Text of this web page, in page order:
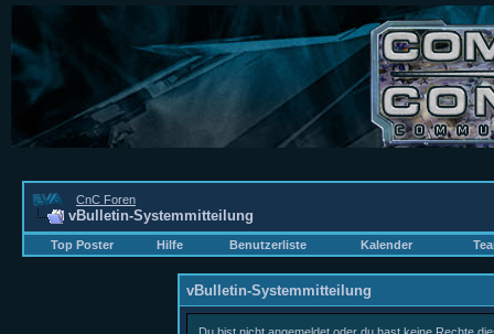
CnC Foren
vBulletin-Systemmitteilung
Top Poster Hilfe Benutzerliste Kalender
vBulletin-Systemmitteilung